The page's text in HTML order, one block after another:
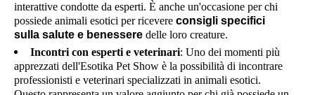
interattive condotte da esperti. È anche un'occasione per chi
possiede animali esotici per ricevere consigli specifici
sulla salute e benessere delle loro creature.
Incontri con esperti e veterinari: Uno dei momenti più
apprezzati dell'Esotika Pet Show è la possibilità di incontrare
professionisti e veterinari specializzati in animali esotici.